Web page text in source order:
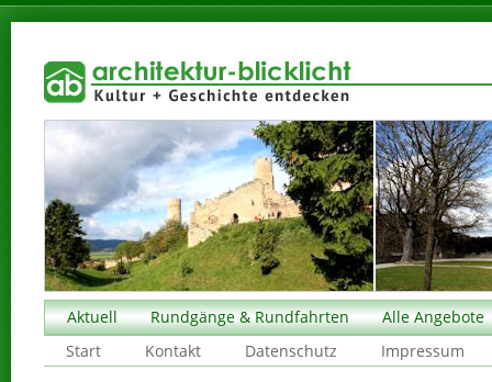
Aktuell Rundgänge & Rundfahrten
Alle Angebote
Start
Kontakt Datenschutz Impressum